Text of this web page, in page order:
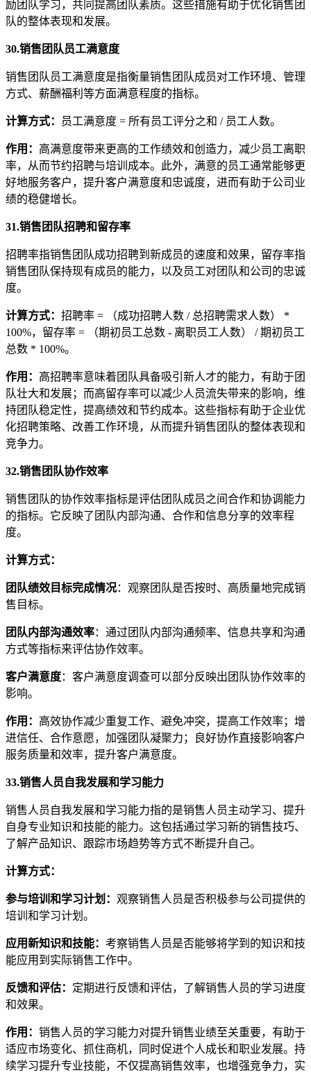
励团队学习，共同提高团队素质。这些措施有助于优化销售团
队的整体表现和发展。
30.销售团队员工满意度
销售团队员工满意度是指衡量销售团队成员对工作环境、管理
方式、薪酬福利等方面满意程度的指标。
计算方式： 员工满意度 = 所有员工评分之和 / 员工人数。
作用 ： 高满意度带来更高的工作绩效和创造力，减少员工离职
率，从而节约招聘与培训成本。此外，满意的员工通常能够更
好地服务客户，提升客户满意度和忠诚度，进而有助于公司业
绩的稳健增长。
31.销售团队招聘和留存率
招聘率指销售团队成功招聘到新成员的速度和效果，留存率指
销售团队保持现有成员的能力，以及员工对团队和公司的忠诚
度。
计算方式： 招聘率 = （成功招聘人数 / 总招聘需求人数） *
100%，留存率 = （期初员工总数 - 离职员工人数） / 期初员工
总数 * 100%。
作用 ： 高招聘率意味着团队具备吸引新人才的能力，有助于团
队壮大和发展；而高留存率可以减少人员流失带来的影响，维
持团队稳定性，提高绩效和节约成本。这些指标有助于企业优
化招聘策略、改善工作环境，从而提升销售团队的整体表现和
竞争力。
32.销售团队协作效率
销售团队的协作效率指标是评估团队成员之间合作和协调能力
的指标。它反映了团队内部沟通、合作和信息分享的效率程
度。
计算方式：
团队绩效目标完成情况：观察团队是否按时、高质量地完成销
售目标。
团队内部沟通效率：通过团队内部沟通频率、信息共享和沟通
方式等指标来评估协作效率。
客户满意度：客户满意度调查可以部分反映出团队协作效率的
影响。
作用 ： 高效协作减少重复工作、避免冲突，提高工作效率；增
进信任、合作意愿，加强团队凝聚力；良好协作直接影响客户
服务质量和效率，提升客户满意度。
33.销售人员自我发展和学习能力
销售人员自我发展和学习能力指的是销售人员主动学习、提升
自身专业知识和技能的能力。这包括通过学习新的销售技巧、
了解产品知识、跟踪市场趋势等方式不断提升自己。
计算方式：
参与培训和学习计划 ： 观察销售人员是否积极参与公司提供的
培训和学习计划。
应用新知识和技能： 考察销售人员是否能够将学到的知识和技
能应用到实际销售工作中。
反馈和评估： 定期进行反馈和评估，了解销售人员的学习进度
和效果。
作用： 销售人员的学习能力对提升销售业绩至关重要，有助于
适应市场变化、抓住商机，同时促进个人成长和职业发展。持
续学习提升专业技能，不仅提高销售效率，也增强竞争力，实